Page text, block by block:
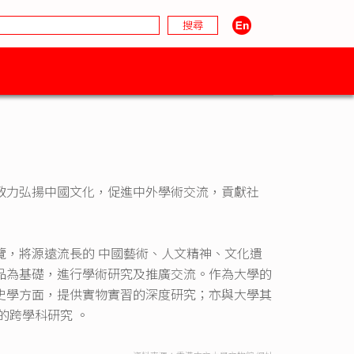
弘揚中國文化，促進中外學術交流，貢獻社
將源遠流長的 中國藝術、人文精神、文化遺
基礎，進行學術研究及推廣交流。作為大學的
方面，提供實物實習的深度研究；亦與大學其
跨學科研究 。